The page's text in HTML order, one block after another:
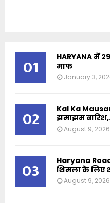
01
HARYANA में
माफ
January 3,
02
Kal Ka
झमाझम
August 9, 2026
03
Haryana
शिमला के लिए
August 9, 2026